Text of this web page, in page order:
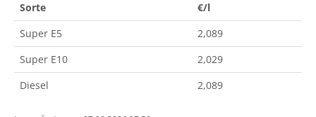
Sorte
€/l
Super E5
2,089
Super E10
2,029
Diesel
2,089